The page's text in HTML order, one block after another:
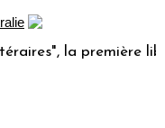
la première librairie